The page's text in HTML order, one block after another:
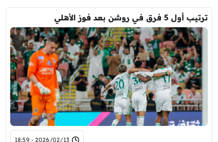
ترتيب أول 5 فرق في روشن بعد فوز الأهلي
2026/02/13 - 18:59